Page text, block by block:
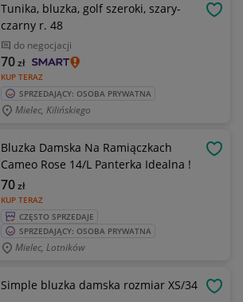
Tunika, bluzka, golf szeroki, szary-
czarny r. 48
do negocjacji
KUP TERAZ
70zł
SPRZEDAJĄCY: OSOBA PRYWATNA
Mielec, Kilińskiego
Bluzka Damska Na Ramiączkach
Cameo Rose 14/L Panterka Idealna !
KUP TERAZ
70zł
CZĘSTO SPRZEDAJE
SPRZEDAJĄCY: OSOBA PRYWATNA
Mielec, Lotników
Simple bluzka damska rozmiar XS/34